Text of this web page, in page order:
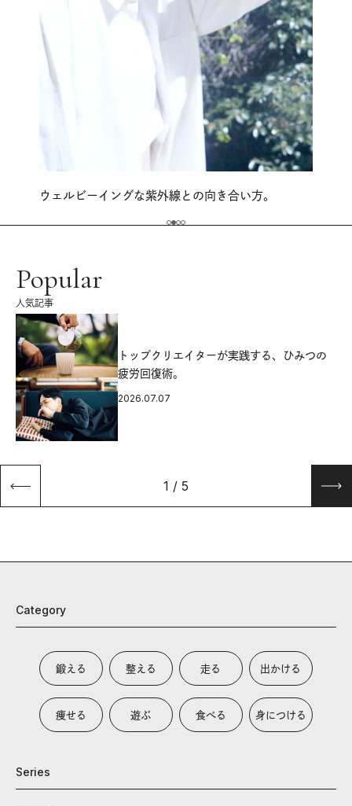
ウェルビーイングな紫外線との向き合い方。
Popular
人気記事
トップクリエイターが実践する、ひみつの
疲労回復術。
2026.07.07
1 / 5
Category
鍛える 整える 走る 出かける
痩せる 遊ぶ 食べる 身につける
Series